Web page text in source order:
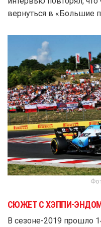
вернуться в «Большие
СЮЖЕТ С ХЭППИ-
В сезоне-2019 прошло